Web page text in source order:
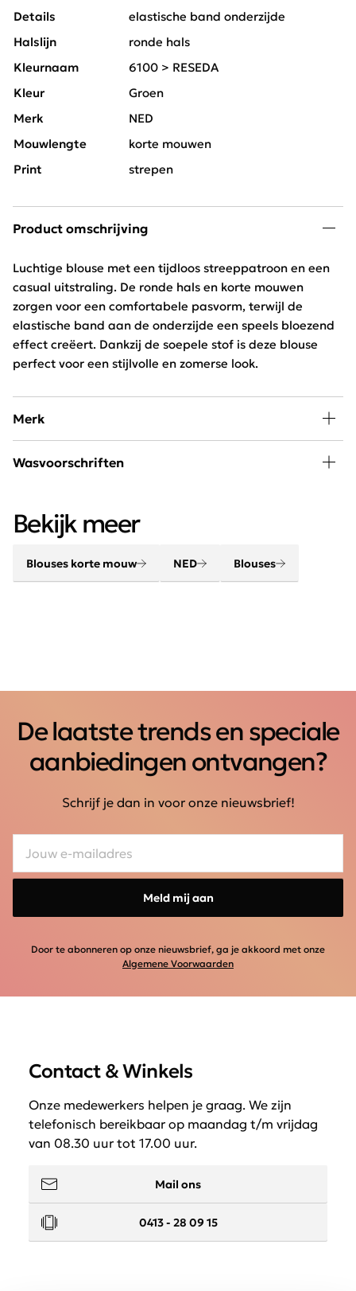
Details
elastische band onderzijde
Halslijn
ronde hals
Kleurnaam
6100 > RESEDA
Kleur
Groen
Merk
NED
Mouwlengte
korte mouwen
Print
strepen
Product omschrijving
Luchtige blouse met een tijdloos streeppatroon en een
casual uitstraling. De ronde hals en korte mouwen
zorgen voor een comfortabele pasvorm, terwijl de
elastische band aan de onderzijde een speels bloezend
effect creëert. Dankzij de soepele stof is deze blouse
perfect voor een stijlvolle en zomerse look.
Merk
NED International staat voor modieus, comfortabel,
Nederlandse oorsprong weet dit merk de juiste pasvorm
te brengen en zo het ultieme draagcomfort te
Wasvoorschriften
Bekijk meer
Blouses korte mouw NED Blouses
De laatste trends en speciale
aanbiedingen ontvangen?
Schrijf je dan in voor onze nieuwsbrief!
Meld mij aan
Door te abonneren op onze nieuwsbrief, ga je akkoord met onze
Algemene Voorwaarden
Contact & Winkels
Onze medewerkers helpen je graag. We zijn
telefonisch bereikbaar op maandag t/m vrijdag
van 08.30 uur tot 17.00 uur.
Mail ons
0413 - 28 09 15